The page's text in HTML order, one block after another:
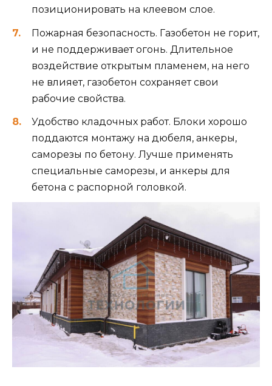
позиционировать на клеевом слое.
Пожарная безопасность. Газобетон не горит,
и не поддерживает огонь. Длительное
воздействие открытым пламенем, на него
не влияет, газобетон сохраняет свои
рабочие свойства.
Удобство кладочных работ. Блоки хорошо
поддаются монтажу на дюбеля, анкеры,
саморезы по бетону. Лучше применять
специальные саморезы, и анкеры для
бетона с распорной головкой.